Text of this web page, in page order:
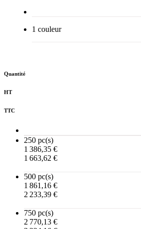
1 couleur
Quantité
HT
TTC
250 pc(s)
1 386,35 €
1 663,62 €
500 pc(s)
1 861,16 €
2 233,39 €
750 pc(s)
2 770,13 €